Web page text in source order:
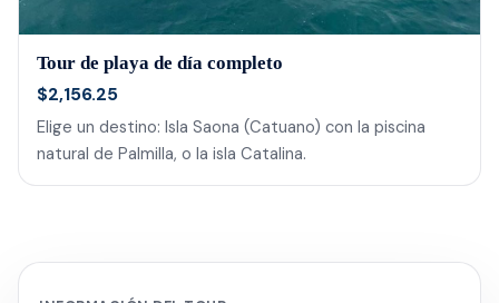
Tour de playa de día completo
$2,156.25
Elige un destino: Isla Saona (Catuano) con la piscina
natural de Palmilla, o la isla Catalina.